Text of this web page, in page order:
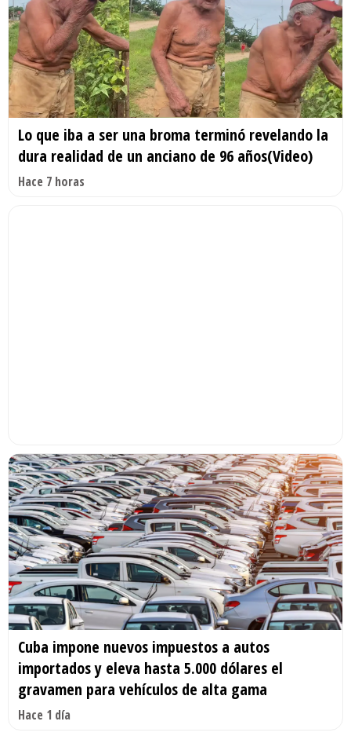
Lo que iba a ser una broma terminó revelando la
dura realidad de un anciano de 96 años(Video)
Hace 7 horas
Cuba impone nuevos impuestos a autos
importados y eleva hasta 5.000 dólares el
gravamen para vehículos de alta gama
Hace 1 día